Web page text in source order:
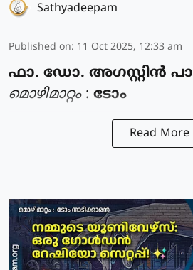
Sathyadeepam
Published on: 11 Oct 2025, 12:33 am
ഫാ. ഡോ. അഗസ്റ്റിൻ
മൊഴിമാറ്റം: ടോം
Read More